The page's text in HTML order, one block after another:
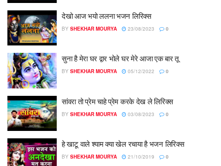
देखो आज भयो ललना भजन लिरिक्स
BY SHEKHAR MOURYA 23/08/2023 0
सुना है मेरा घर द्वार भोले घर मेरे आजा एक बार तू
BY SHEKHAR MOURYA 05/12/2022 0
सांवरा तो प्रेम चाहे प्रेम करके देख ले लिरिक्स
BY SHEKHAR MOURYA 03/08/2023 0
हे खाटू वाले श्याम क्या खेल रचाया है भजन लिरिक्स
BY SHEKHAR MOURYA 21/10/2019 0